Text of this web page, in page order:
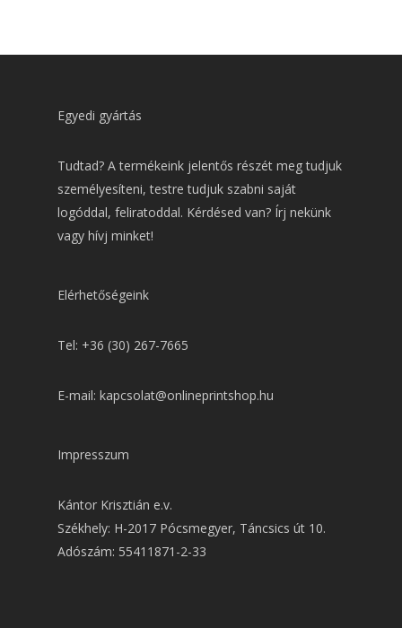
Egyedi gyártás
Tudtad? A termékeink jelentős részét meg tudjuk
személyesíteni, testre tudjuk szabni saját
logóddal, feliratoddal. Kérdésed van? Írj nekünk
vagy hívj minket!
Elérhetőségeink
Tel: +36 (30) 267-7665
E-mail: kapcsolat@onlineprintshop.hu
Impresszum
Kántor Krisztián e.v.
Székhely: H-2017 Pócsmegyer, Táncsics út 10.
Adószám: 55411871-2-33